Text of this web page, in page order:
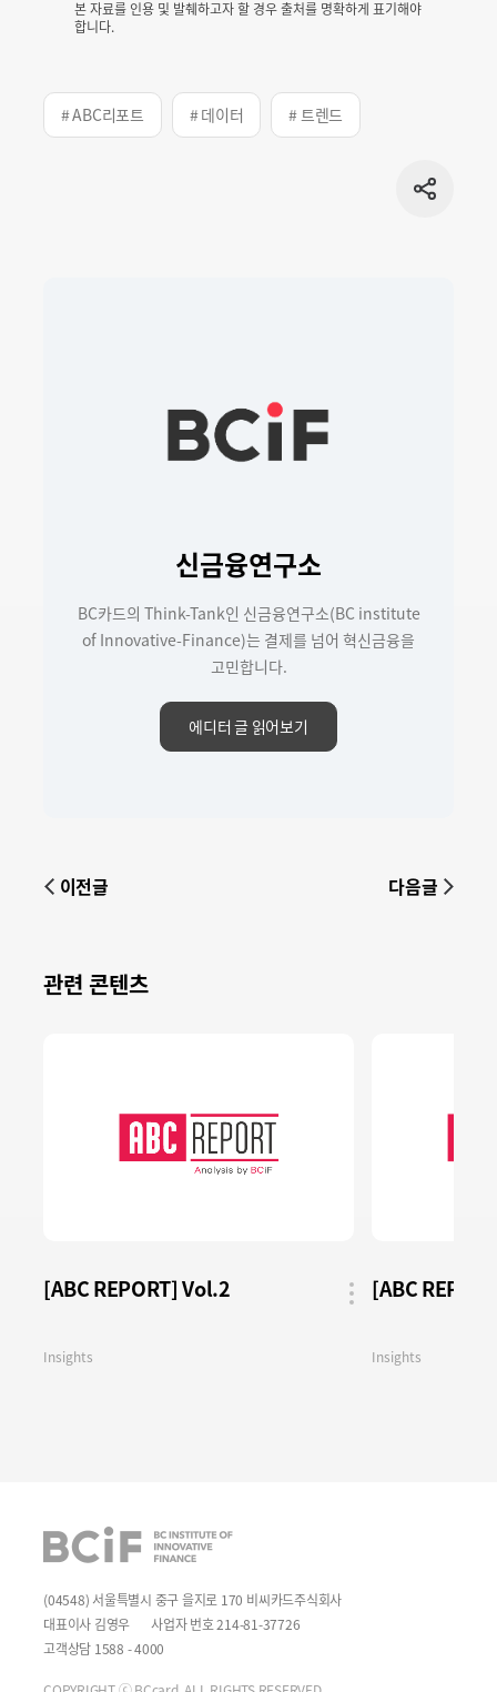
본 자료를 인용 및 발췌하고자 할 경우 출처를 명확하게 표기해야
합니다.
# ABC리포트 # 데이터 # 트렌드
공유
신금융연구소
BC카드의 Think-Tank인 신금융연구소(BC institute
of Innovative-Finance)는 결제를 넘어 혁신금융을
고민합니다.
에디터 글 읽어보기
이전글 다음글
관련 콘텐츠
[ABC REPORT] Vol.2
Insights
[ABC
Insights
BCIF
(04548) 서울특별시 중구 을지로 170 비씨카드주식회사
대표이사 김영우
사업자 번호 214-81-37726
고객상담 1588 - 4000